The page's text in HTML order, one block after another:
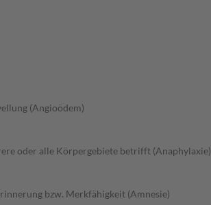
(Angioödem)
oder alle Körpergebiete betrifft (Anaphylaxie)
bzw. Merkfähigkeit (Amnesie)